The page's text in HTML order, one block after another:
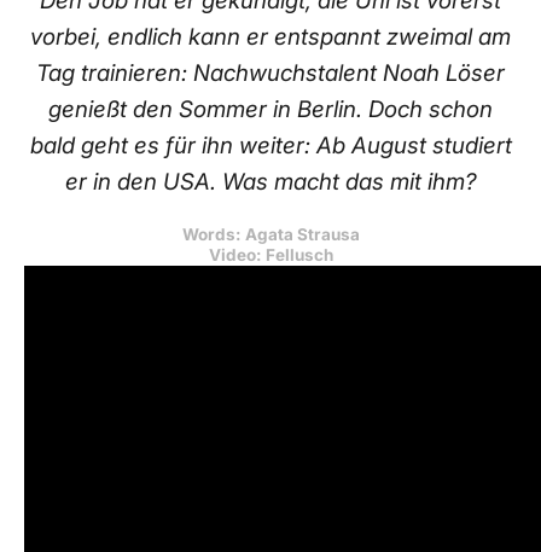
vorbei, endlich kann er entspannt zweimal am
Tag trainieren: Nachwuchstalent Noah Löser
genießt den Sommer in Berlin. Doch schon
bald geht es für ihn weiter: Ab August studiert
er in den USA. Was macht das mit ihm?
Words: Agata Strausa
Video: Fellusch